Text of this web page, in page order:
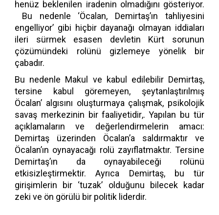
henüz beklenilen iradenin olmadığını gösteriyor.
Bu nedenle ‘Öcalan, Demirtaş’ın tahliyesini
engelliyor’ gibi hiçbir dayanağı olmayan iddiaları
ileri sürmek esasen devletin Kürt sorunun
çözümündeki rolünü gizlemeye yönelik bir
çabadır.
Bu nedenle Makul ve kabul edilebilir Demirtaş,
tersine kabul göremeyen, şeytanlaştırılmış
Öcalan’ algısını oluşturmaya çalışmak, psikolojik
savaş merkezinin bir faaliyetidir,. Yapılan bu tür
açıklamaların ve değerlendirmelerin amacı:
Demirtaş üzerinden Öcalan’a saldırmaktır ve
Öcalan’ın oynayacağı rolü zayıflatmaktır. Tersine
Demirtaş’ın da oynayabileceği rolünü
etkisizleştirmektir. Ayrıca Demirtaş, bu tür
girişimlerin bir ‘tuzak’ olduğunu bilecek kadar
zeki ve ön görülü bir politik liderdir.